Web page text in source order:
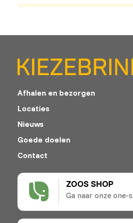
ZOOS SHOP
Ga naar onze
Afhalen en bezorgen
Locaties
Nieuws
Goede doelen
Contact